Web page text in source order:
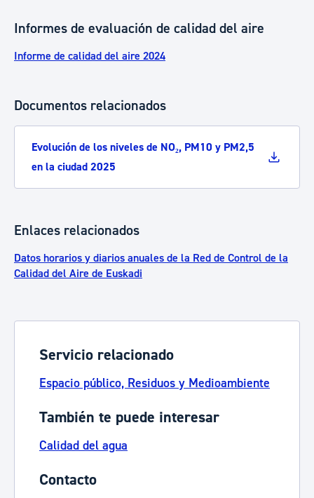
Informes de evaluación de calidad del aire
Informe de calidad del aire 2024
Documentos relacionados
Evolución de los niveles de NO₂, PM10 y PM2,5
en la ciudad 2025
Enlaces relacionados
Datos horarios y diarios anuales de la Red de Control de la
Calidad del Aire de Euskadi
Servicio relacionado
Espacio público, Residuos y Medioambiente
También te puede interesar
Calidad del agua
Contacto